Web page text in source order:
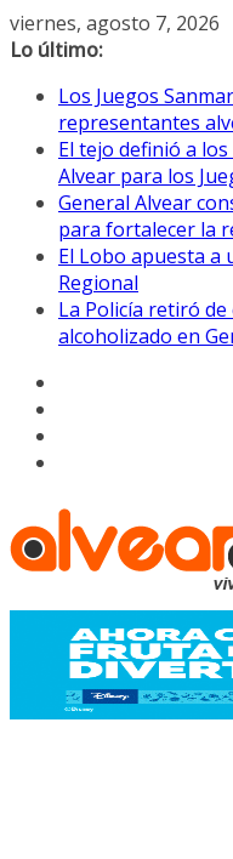
Saltar
al
viernes, agosto 7, 2026
Lo último:
Los Juegos
representantes
El tejo definió a
Alvear para los
General Alvear
para fortalecer la
El Lobo apuesta a
Regional
La Policía retiró
alcoholizado en